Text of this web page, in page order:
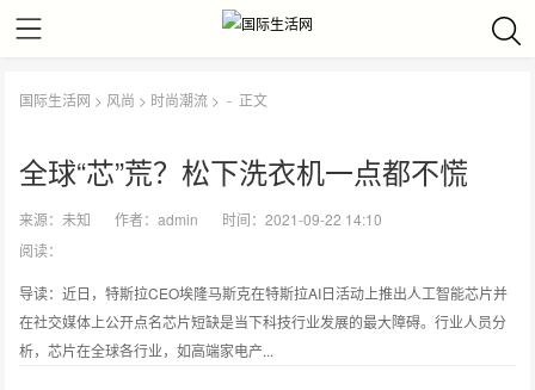
国际生活网 > 风尚 > 时尚潮流 > - 正文
全球“芯”荒？松下洗衣机一点都不慌
来源：未知 作者：admin
时间：2021-09-22 14:10
阅读：
导读：近日，特斯拉CEO埃隆马斯克在特斯拉AI日活动上推出人工智能芯片并
在社交媒体上公开点名芯片短缺是当下科技行业发展的最大障碍。行业人员分
析，芯片在全球各行业，如高端家电产...